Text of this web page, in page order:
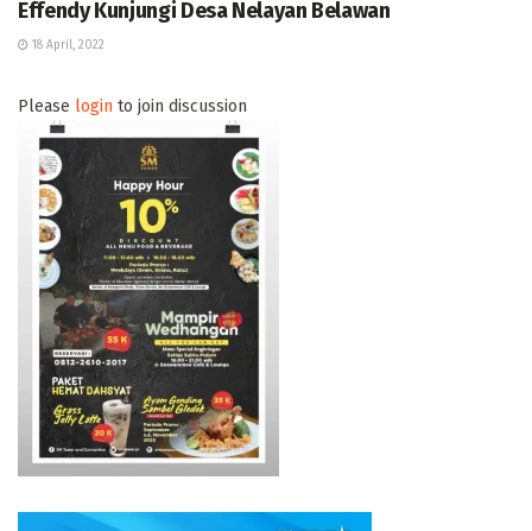
Effendy Kunjungi Desa Nelayan Belawan
18 April, 2022
Please login to join discussion